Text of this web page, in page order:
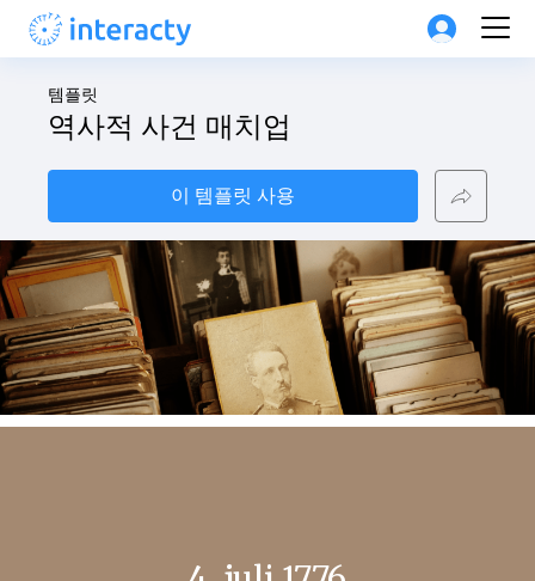
템플릿
역사적 사건 매치업
이 템플릿 사용